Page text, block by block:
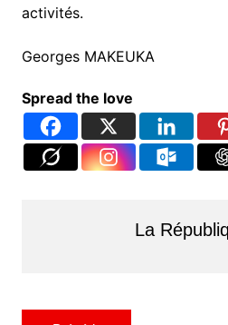
activités.
Georges MAKEUKA
Spread the love
La